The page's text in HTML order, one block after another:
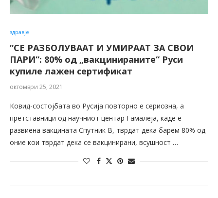
здравје
“СЕ РАЗБОЛУВААТ И УМИРААТ ЗА СВОИ
ПАРИ“: 80% од „вакцинираните“ Руси
купиле лажен сертификат
октомври 25, 2021
Ковид-состојбата во Русија повторно е сериозна, а
претставници од научниот центар Гамалеја, каде е
развиена вакцината Спутник В, тврдат дека барем 80% од
оние кои тврдат дека се вакцинирани, всушност …